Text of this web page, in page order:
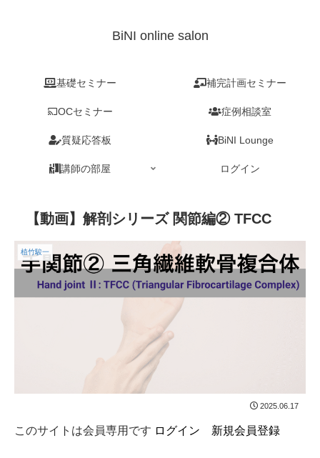
BiNI online salon
基礎セミナー 補完計画セミナー
OCセミナー 症例相談室
質疑応答板 BiNI Lounge
講師の部屋 ログイン
【動画】解剖シリーズ 関節編② TFCC
植竹駿一
2025.06.17
このサイトは会員専用です ログイン 新規会員登録